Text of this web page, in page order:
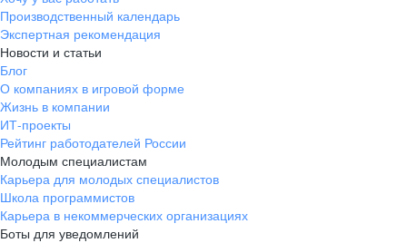
Производственный календарь
Экспертная рекомендация
Новости и статьи
Блог
О компаниях в игровой форме
Жизнь в компании
ИТ-проекты
Рейтинг работодателей России
Молодым специалистам
Карьера для молодых специалистов
Школа программистов
Карьера в некоммерческих организациях
Боты для уведомлений